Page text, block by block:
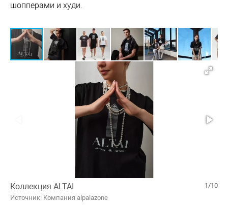
шопперами и худи.
1/10
Коллекция ALTAI
Источник: Компания alpalazone